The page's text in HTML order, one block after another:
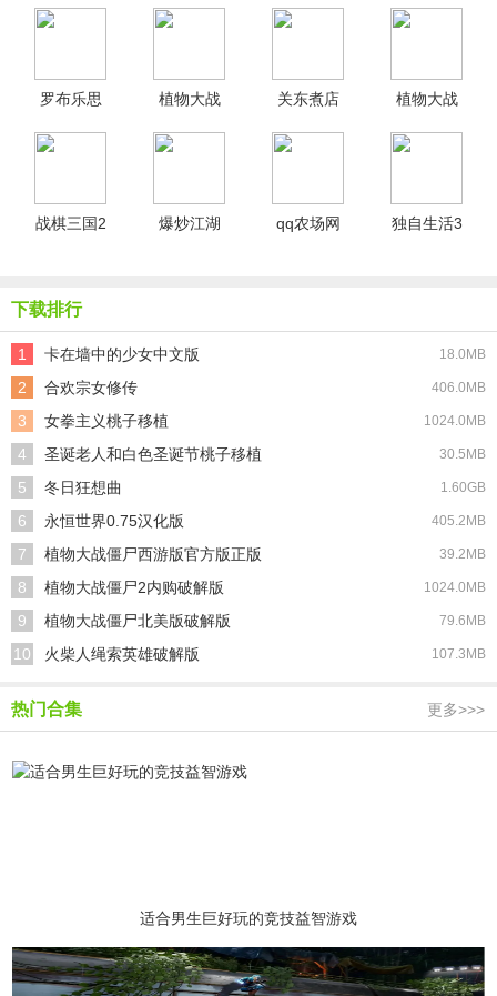
罗布乐思
最新版
植物大战
关东煮店
汉化版
植物大战
战棋三国2
爆炒江湖
qq农场网
独自生活3
下载排行
1 卡在墙中的少女中文版 18.0MB
2 合欢宗女修传 406.0MB
3 女拳主义桃子移植 1024.0MB
4 圣诞老人和白色圣诞节桃子移植 30.5MB
5 冬日狂想曲 1.60GB
6 永恒世界0.75汉化版 405.2MB
7 植物大战僵尸西游版官方版正版 39.2MB
8 植物大战僵尸2内购破解版 1024.0MB
9 植物大战僵尸北美版破解版 79.6MB
10 火柴人绳索英雄破解版 107.3MB
热门合集 更多>>>
适合男生巨好玩的竞技益智游戏